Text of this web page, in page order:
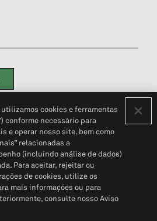
de privacidade do cliente (em inglês)
Pessoais© 2026 S&P Global
cookies e ferramentas
conforme necessário para
e operar nosso site, bem como
relacionadas a
(incluindo análise de dados)
Para aceitar, rejeitar ou
de cookies, utilize os
mais informações ou para
consulte nosso Aviso